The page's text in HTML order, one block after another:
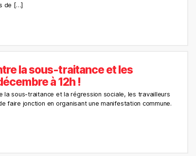
de […]
la sous-traitance et les
à 12h !
la sous-traitance et la régression sociale, les travailleurs
faire jonction en organisant une manifestation commune.